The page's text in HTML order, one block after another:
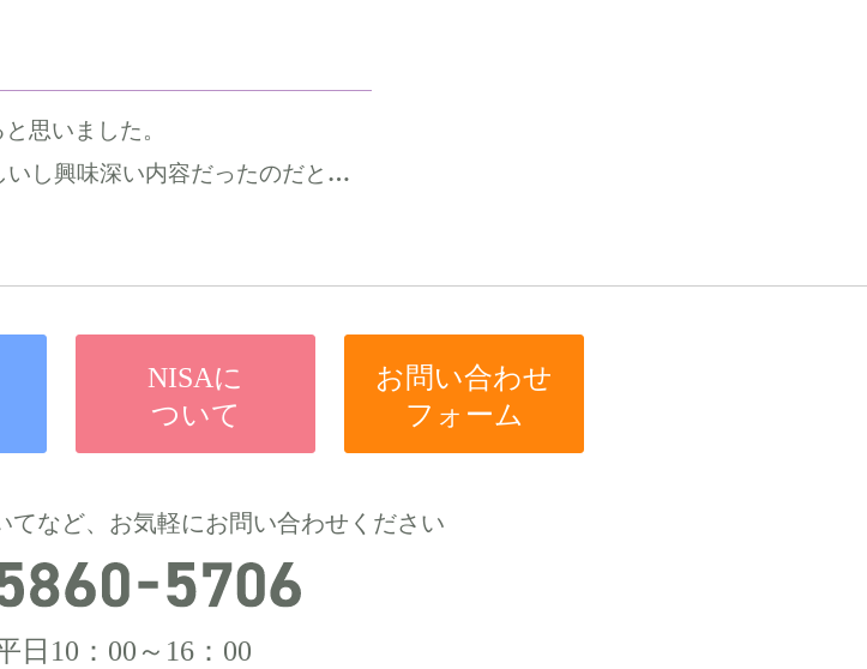
思いました。
深い内容だったのだと思います。
NISAに
ついて
お問い合わせ
フォーム
てなど、お気軽にお問い合わせください
日10：00～16：00